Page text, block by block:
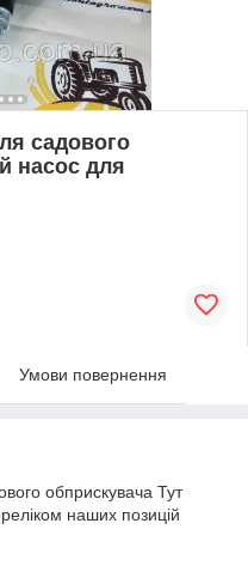
садового
насос для
Умови повернення
обприскувача Тут
наших позицій